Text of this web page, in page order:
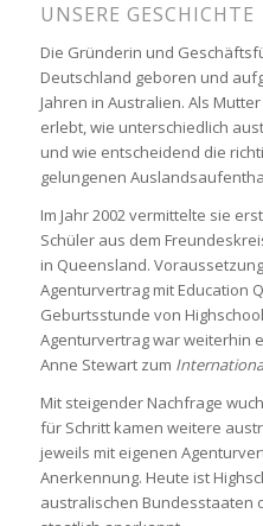
UNSERE GESCHICHTE
Die Gründerin und
Deutschland geboren und
Jahren in Australien. Als
erlebt, wie unterschiedlich
und wie entscheidend die
gelungenen
Im Jahr 2002 vermittelte sie
Schüler aus dem
in Queensland.
Agenturvertrag mit Education
Geburtsstunde von
Agenturvertrag war weiterhin
Anne Stewart zum
Mit steigender Nachfrage
für Schritt kamen weitere
jeweils mit eigenen
Anerkennung. Heute ist
australischen Bundesstaaten